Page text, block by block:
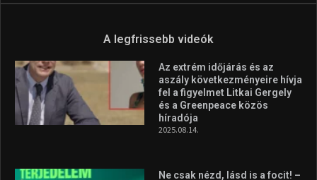
A legfrissebb videók
Az extrém időjárás és az
aszály következményeire hívja
fel a figyelmet Litkai Gergely
és a Greenpeace közös
híradója
2025.08.14.
Ne csak nézd, lásd is a focit! –